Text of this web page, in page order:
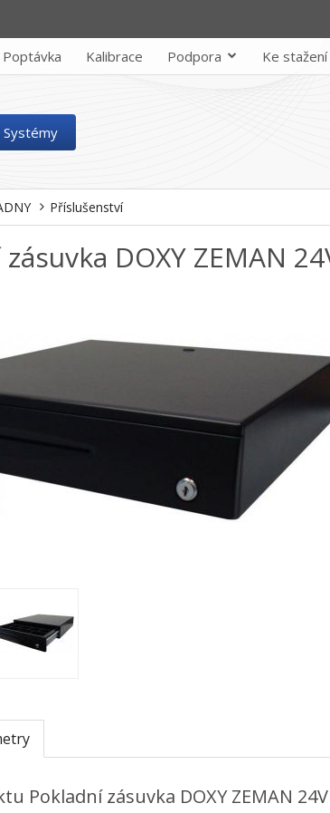
Poptávka Kalibrace Podpora Ke stažení
Systémy
Příslušenství
DOXY ZEMAN
Pokladní zásuvka DOXY ZEMAN